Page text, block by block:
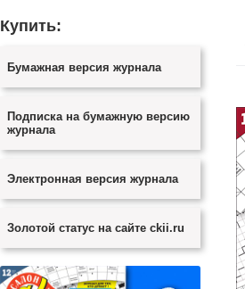
Купить:
Бумажная версия журнала
Подписка на бумажную версию
журнала
Электронная версия журнала
Золотой статус на сайте ckii.ru